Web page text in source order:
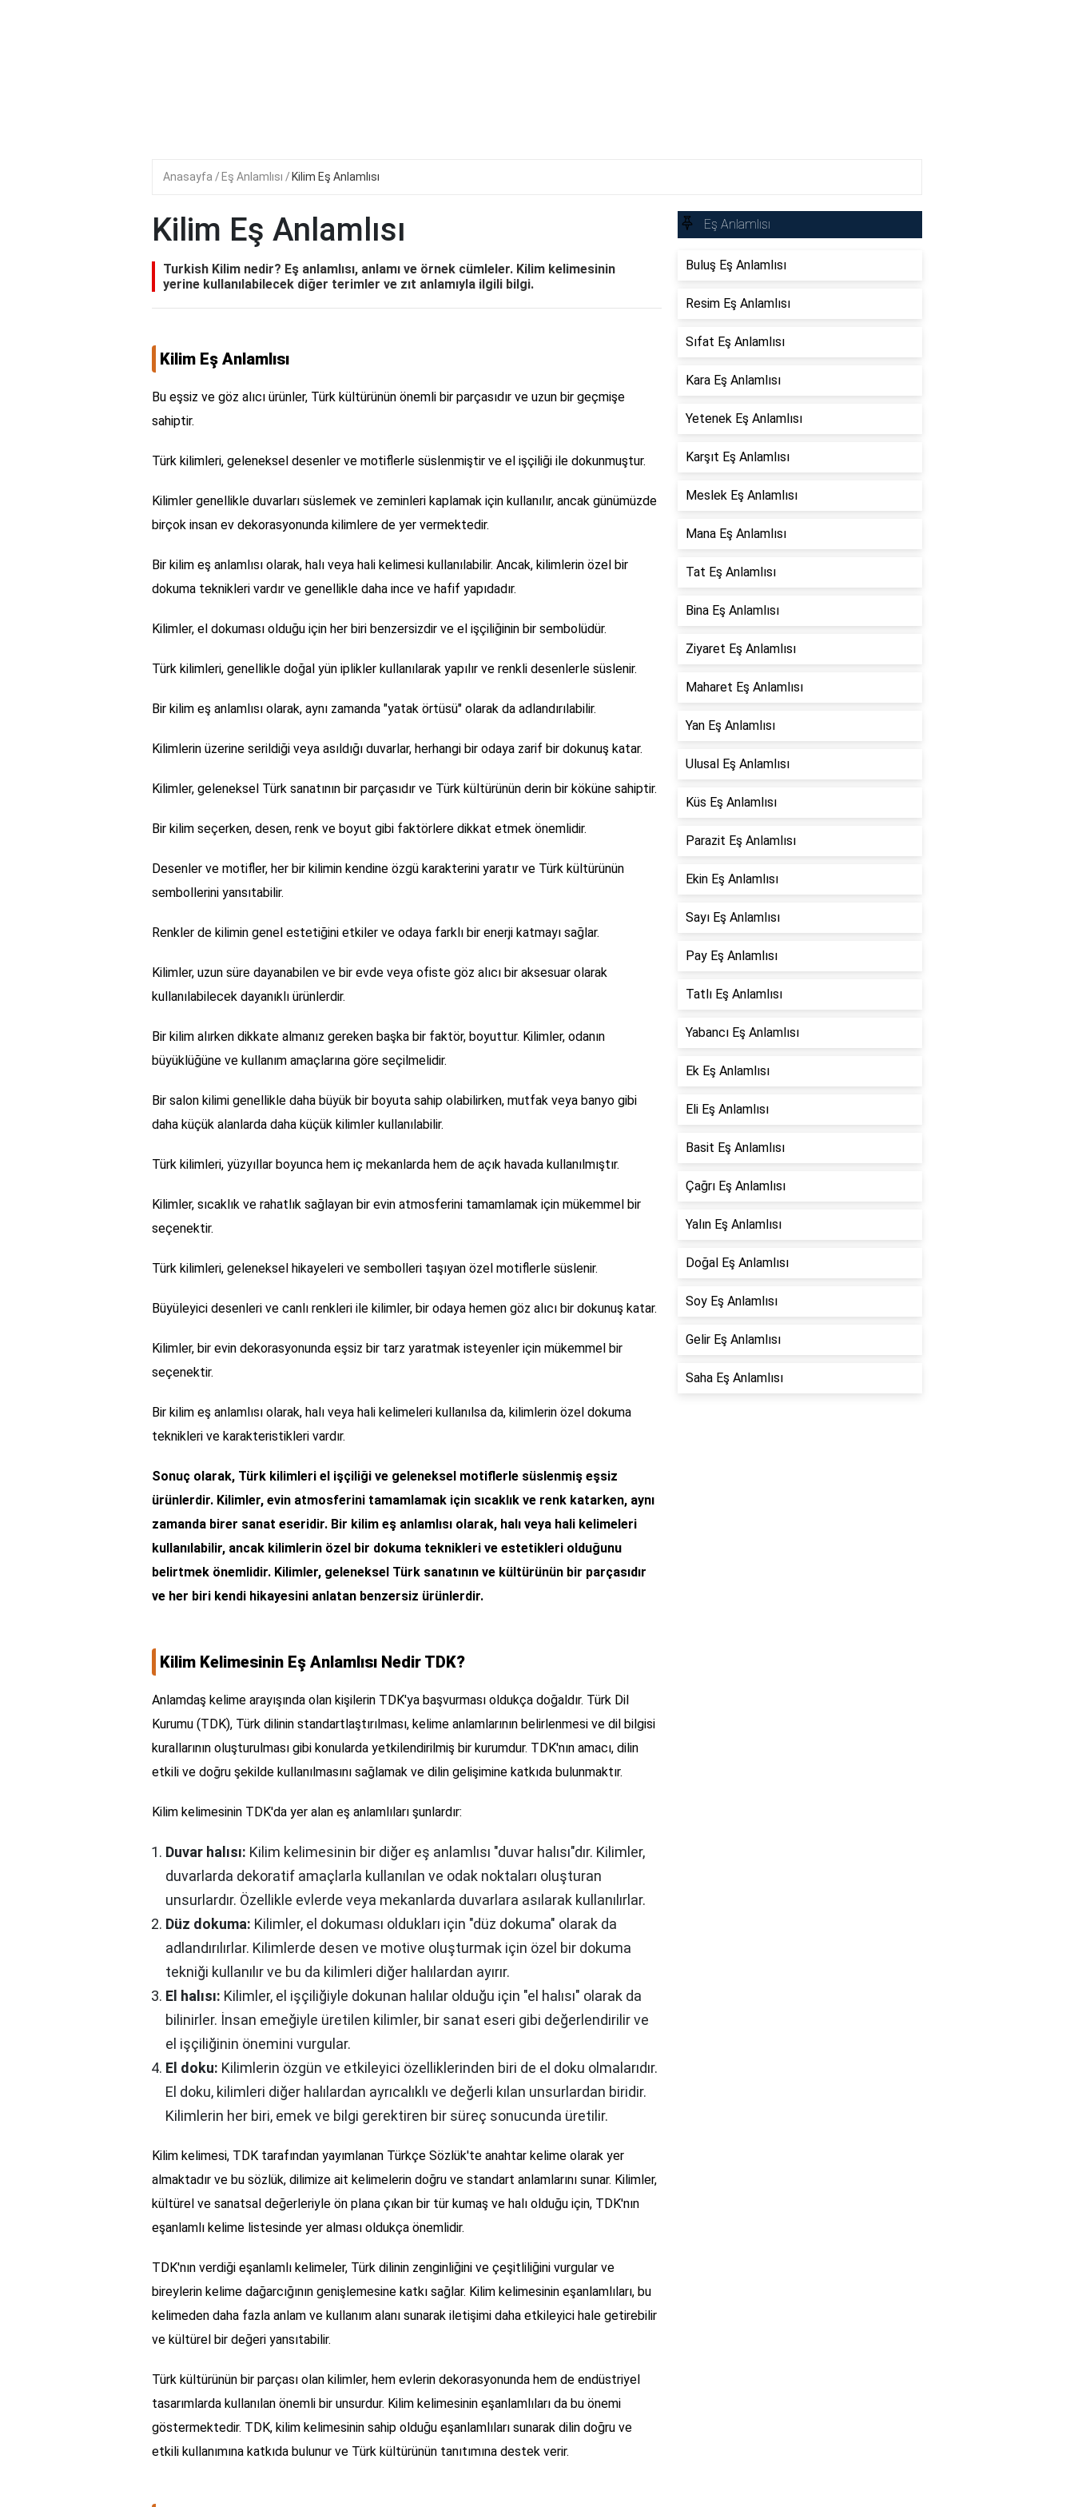
Anasayfa Eş Anlamlısı Kilim Eş Anlamlısı
Kilim Eş Anlamlısı
Turkish Kilim nedir? Eş anlamlısı, anlamı ve örnek cümleler. Kilim kelimesinin
yerine kullanılabilecek diğer terimler ve zıt anlamıyla ilgili bilgi.
Kilim Eş Anlamlısı
Bu eşsiz ve göz alıcı ürünler, Türk kültürünün önemli bir parçasıdır ve uzun bir geçmişe
sahiptir.
Türk kilimleri, geleneksel desenler ve motiflerle süslenmiştir ve el işçiliği ile dokunmuştur.
Kilimler genellikle duvarları süslemek ve zeminleri kaplamak için kullanılır, ancak günümüzde
birçok insan ev dekorasyonunda kilimlere de yer vermektedir.
Bir kilim eş anlamlısı olarak, halı veya hali kelimesi kullanılabilir. Ancak, kilimlerin özel bir
dokuma teknikleri vardır ve genellikle daha ince ve hafif yapıdadır.
Kilimler, el dokuması olduğu için her biri benzersizdir ve el işçiliğinin bir sembolüdür.
Türk kilimleri, genellikle doğal yün iplikler kullanılarak yapılır ve renkli desenlerle süslenir.
Bir kilim eş anlamlısı olarak, aynı zamanda "yatak örtüsü" olarak da adlandırılabilir.
Kilimlerin üzerine serildiği veya asıldığı duvarlar, herhangi bir odaya zarif bir dokunuş katar.
Kilimler, geleneksel Türk sanatının bir parçasıdır ve Türk kültürünün derin bir köküne sahiptir.
Bir kilim seçerken, desen, renk ve boyut gibi faktörlere dikkat etmek önemlidir.
Desenler ve motifler, her bir kilimin kendine özgü karakterini yaratır ve Türk kültürünün
sembollerini yansıtabilir.
Renkler de kilimin genel estetiğini etkiler ve odaya farklı bir enerji katmayı sağlar.
Kilimler, uzun süre dayanabilen ve bir evde veya ofiste göz alıcı bir aksesuar olarak
kullanılabilecek dayanıklı ürünlerdir.
Bir kilim alırken dikkate almanız gereken başka bir faktör, boyuttur. Kilimler, odanın
büyüklüğüne ve kullanım amaçlarına göre seçilmelidir.
Bir salon kilimi genellikle daha büyük bir boyuta sahip olabilirken, mutfak veya banyo gibi
daha küçük alanlarda daha küçük kilimler kullanılabilir.
Türk kilimleri, yüzyıllar boyunca hem iç mekanlarda hem de açık havada kullanılmıştır.
Kilimler, sıcaklık ve rahatlık sağlayan bir evin atmosferini tamamlamak için mükemmel bir
seçenektir.
Türk kilimleri, geleneksel hikayeleri ve sembolleri taşıyan özel motiflerle süslenir.
Büyüleyici desenleri ve canlı renkleri ile kilimler, bir odaya hemen göz alıcı bir dokunuş katar.
Kilimler, bir evin dekorasyonunda eşsiz bir tarz yaratmak isteyenler için mükemmel bir
seçenektir.
Bir kilim eş anlamlısı olarak, halı veya hali kelimeleri kullanılsa da, kilimlerin özel dokuma
teknikleri ve karakteristikleri vardır.
Sonuç olarak, Türk kilimleri el işçiliği ve geleneksel motiflerle süslenmiş eşsiz
ürünlerdir. Kilimler, evin atmosferini tamamlamak için sıcaklık ve renk katarken, aynı
zamanda birer sanat eseridir. Bir kilim eş anlamlısı olarak, halı veya hali kelimeleri
kullanılabilir, ancak kilimlerin özel bir dokuma teknikleri ve estetikleri olduğunu
belirtmek önemlidir. Kilimler, geleneksel Türk sanatının ve kültürünün bir parçasıdır
ve her biri kendi hikayesini anlatan benzersiz ürünlerdir.
Kilim Kelimesinin Eş Anlamlısı Nedir TDK?
Anlamdaş kelime arayışında olan kişilerin TDK'ya başvurması oldukça doğaldır. Türk Dil
Kurumu (TDK), Türk dilinin standartlaştırılması, kelime anlamlarının belirlenmesi ve dil bilgisi
kurallarının oluşturulması gibi konularda yetkilendirilmiş bir kurumdur. TDK'nın amacı, dilin
etkili ve doğru şekilde kullanılmasını sağlamak ve dilin gelişimine katkıda bulunmaktır.
Kilim kelimesinin TDK'da yer alan eş anlamlıları şunlardır:
Duvar halısı: Kilim kelimesinin bir diğer eş anlamlısı "duvar halısı"dır. Kilimler,
duvarlarda dekoratif amaçlarla kullanılan ve odak noktaları oluşturan
unsurlardır. Özellikle evlerde veya mekanlarda duvarlara asılarak kullanılırlar.
Düz dokuma: Kilimler, el dokuması oldukları için "düz dokuma" olarak da
adlandırılırlar. Kilimlerde desen ve motive oluşturmak için özel bir dokuma
tekniği kullanılır ve bu da kilimleri diğer halılardan ayırır.
El halısı: Kilimler, el işçiliğiyle dokunan halılar olduğu için "el halısı" olarak da
bilinirler. İnsan emeğiyle üretilen kilimler, bir sanat eseri gibi değerlendirilir ve
el işçiliğinin önemini vurgular.
El doku: Kilimlerin özgün ve etkileyici özelliklerinden biri de el doku olmalarıdır.
El doku, kilimleri diğer halılardan ayrıcalıklı ve değerli kılan unsurlardan biridir.
Kilimlerin her biri, emek ve bilgi gerektiren bir süreç sonucunda üretilir.
Kilim kelimesi, TDK tarafından yayımlanan Türkçe Sözlük'te anahtar kelime olarak yer
almaktadır ve bu sözlük, dilimize ait kelimelerin doğru ve standart anlamlarını sunar. Kilimler,
kültürel ve sanatsal değerleriyle ön plana çıkan bir tür kumaş ve halı olduğu için, TDK'nın
eşanlamlı kelime listesinde yer alması oldukça önemlidir.
TDK'nın verdiği eşanlamlı kelimeler, Türk dilinin zenginliğini ve çeşitliliğini vurgular ve
bireylerin kelime dağarcığının genişlemesine katkı sağlar. Kilim kelimesinin eşanlamlıları, bu
kelimeden daha fazla anlam ve kullanım alanı sunarak iletişimi daha etkileyici hale getirebilir
ve kültürel bir değeri yansıtabilir.
Türk kültürünün bir parçası olan kilimler, hem evlerin dekorasyonunda hem de endüstriyel
tasarımlarda kullanılan önemli bir unsurdur. Kilim kelimesinin eşanlamlıları da bu önemi
göstermektedir. TDK, kilim kelimesinin sahip olduğu eşanlamlıları sunarak dilin doğru ve
etkili kullanımına katkıda bulunur ve Türk kültürünün tanıtımına destek verir.
Eş Anlamlısı
Buluş Eş Anlamlısı
Resim Eş Anlamlısı
Sıfat Eş Anlamlısı
Kara Eş Anlamlısı
Yetenek Eş Anlamlısı
Karşıt Eş Anlamlısı
Meslek Eş Anlamlısı
Mana Eş Anlamlısı
Tat Eş Anlamlısı
Bina Eş Anlamlısı
Ziyaret Eş Anlamlısı
Maharet Eş Anlamlısı
Yan Eş Anlamlısı
Ulusal Eş Anlamlısı
Küs Eş Anlamlısı
Parazit Eş Anlamlısı
Ekin Eş Anlamlısı
Sayı Eş Anlamlısı
Pay Eş Anlamlısı
Tatlı Eş Anlamlısı
Yabancı Eş Anlamlısı
Ek Eş Anlamlısı
Eli Eş Anlamlısı
Basit Eş Anlamlısı
Çağrı Eş Anlamlısı
Yalın Eş Anlamlısı
Doğal Eş Anlamlısı
Soy Eş Anlamlısı
Gelir Eş Anlamlısı
Saha Eş Anlamlısı